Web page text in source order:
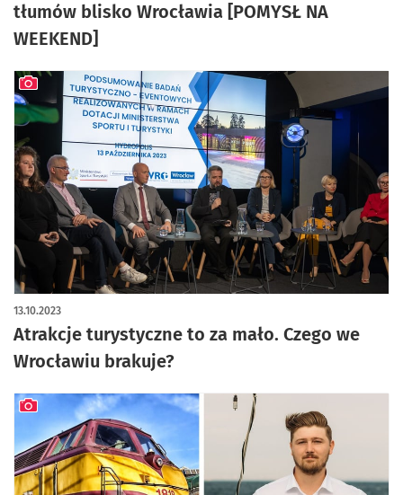
tłumów blisko Wrocławia [POMYSŁ NA
WEEKEND]
Atrakcje turystyczne to za mało. Czego we
Wrocławiu brakuje?
13.10.2023
artykuł z galerią zdjęć